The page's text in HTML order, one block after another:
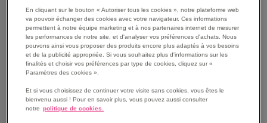
IMAGES
GALLERY
système d’attache ClikMount
La caisse est réalisée en ABS renforcé PP4 de haute
qualité et l’enceinte est protégée par une grille en
aluminium.
Performances de premier plan sur la durée, que ce soit
en utilisation intérieure ou extérieure et même dans des
Excellente clarté sonore sur l’ensemble du spectre de
fréquences.
En cliquant sur le bouton « Autoriser tous les cookies », notre plateforme web
va pouvoir échanger des cookies avec votre navigateur. Ces informations
permettent à notre équipe marketing et à nos partenaires internet de mesurer
les performances de notre site, et d'analyser vos préférences d'achats. Nous
pouvons ainsi vous proposer des produits encore plus adaptés à vos besoins
et de la publicité appropriée. Si vous souhaitez plus d'informations sur les
finalités et choisir vos préférences par type de cookies, cliquez sur «
Paramètres des cookies ».
Et si vous choisissez de continuer votre visite sans cookies, vous êtes le
bienvenu aussi ! Pour en savoir plus, vous pouvez aussi consulter
notre politique de cookies.